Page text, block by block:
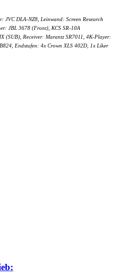
JVC DLA-NZ8, Leinwand: Screen Research
JBL 3678 (Front), KCS SR-10A
(SUB), Receiver: Marantz SR7011, 4K-Player:
Endstufen: 4x Crown XLS 402D, 1x Liker